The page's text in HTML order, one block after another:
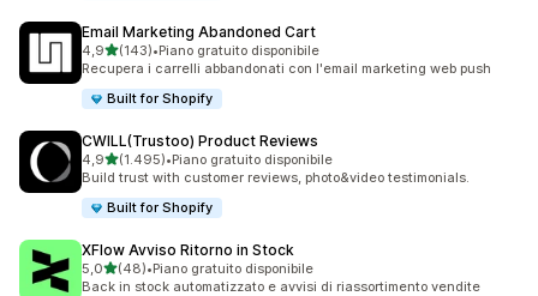
Email Marketing Abandoned Cart
4,9stelle su 5
(143)
143 recensioni totali
•Piano gratuito disponibile
Recupera i carrelli abbandonati con l'email marketing web push
Built for Shopify
CWILL(Trustoo) Product Reviews
4,9stelle su 5
(1.495)
1495 recensioni totali
•Piano gratuito disponibile
Build trust with customer reviews, photo&video testimonials.
Built for Shopify
XFlow Avviso Ritorno in Stock
5,0stelle su 5
(48)
48 recensioni totali
•Piano gratuito disponibile
Back in stock automatizzato e avvisi di riassortimento vendite